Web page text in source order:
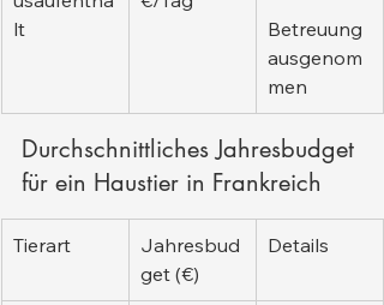
lt
Betreuung
ausgenom
men
Durchschnittliches Jahresbudget
für ein Haustier in Frankreich
Tierart
Jahresbud
get (€)
Details